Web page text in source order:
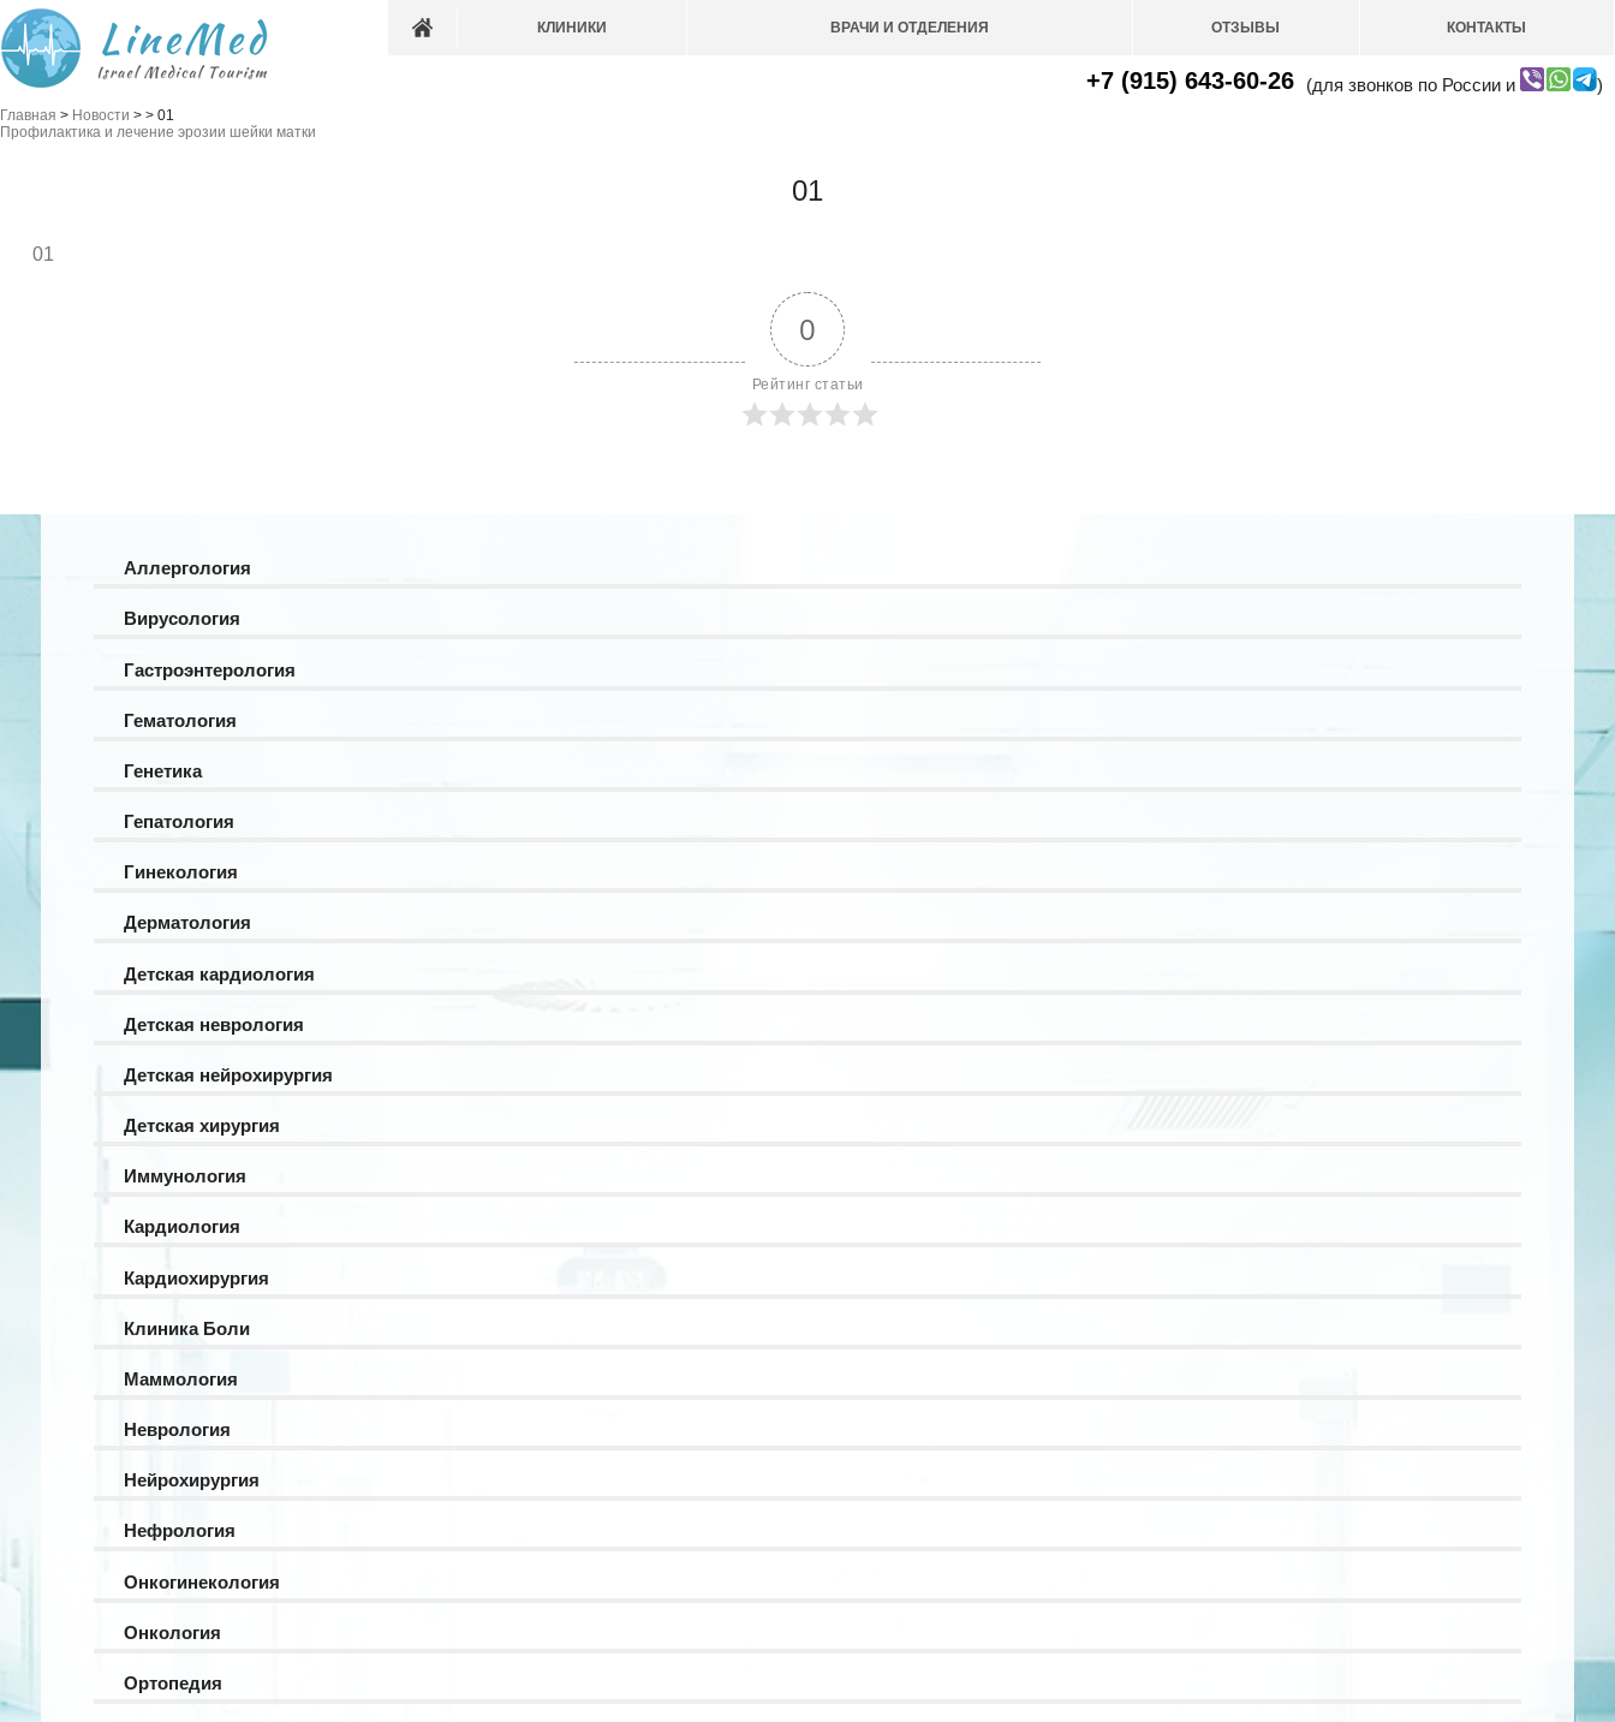
КЛИНИКИ ВРАЧИ И ОТДЕЛЕНИЯ ОТЗЫВЫ КОНТАКТЫ
+7 (915) 643-60-26 (для звонков по России и )
Главная > Новости >
Профилактика и лечение эрозии шейки матки
> 01
01
01
0
Рейтинг статьи
Аллергология
Вирусология
Гастроэнтерология
Гематология
Генетика
Гепатология
Гинекология
Дерматология
Детская кардиология
Детская неврология
Детская нейрохирургия
Детская хирургия
Иммунология
Кардиология
Кардиохирургия
Клиника Боли
Маммология
Неврология
Нейрохирургия
Нефрология
Онкогинекология
Онкология
Ортопедия